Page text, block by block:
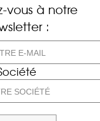
vous à notre
: